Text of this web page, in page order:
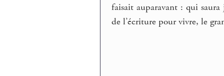
faisait auparavant : qui
de l’écriture pour vivre, le